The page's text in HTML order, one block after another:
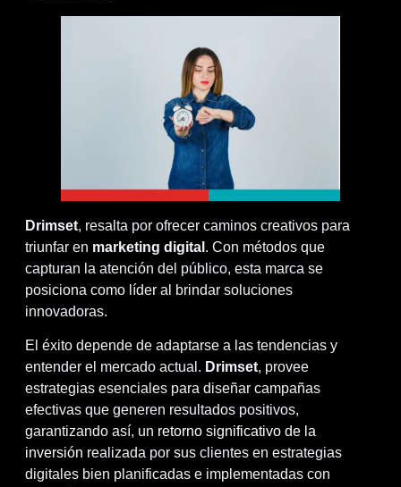
Drimset, resalta por ofrecer caminos creativos para
triunfar en marketing digital . Con métodos que
capturan la atención del público, esta marca se
posiciona como líder al brindar soluciones
innovadoras.
El éxito depende de adaptarse a las tendencias y
entender el mercado actual. Drimset, provee
estrategias esenciales para diseñar campañas
efectivas que generen resultados positivos,
garantizando así, un retorno significativo de la
inversión realizada por sus clientes en estrategias
digitales bien planificadas e implementadas con